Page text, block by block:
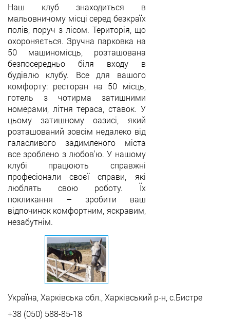
Наш клуб знаходиться в
мальовничому місці серед безкраїх
полів, поруч з лісом. Територія, що
охороняється. Зручна парковка на
50 машиномісць, розташована
безпосередньо біля входу в
будівлю клубу. Все для вашого
комфорту: ресторан на 50 місць,
готель з чотирма затишними
номерами, літня тераса, ставок. У
цьому затишному оазисі, який
розташований зовсім недалеко від
галасливого задимленого міста
все зроблено з любов'ю. У нашому
клубі працюють справжні
професіонали своєї справи, які
люблять свою роботу. Їх
покликання – зробити ваш
відпочинок комфортним, яскравим,
незабутнім.
Україна, Харківська обл., Харківський р-н, с.Бистре
+38 (050) 588-85-18